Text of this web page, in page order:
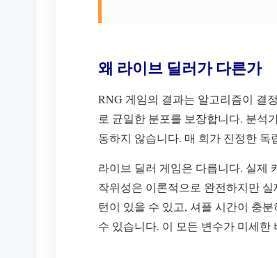
왜 라이브 딜러가 다른가
RNG 게임의 결과는 알고리즘이 결
로 균일한 분포를 보장합니다. 분석
동하지 않습니다. 매 회가 진정한 독
라이브 딜러 게임은 다릅니다. 실제
작위성은 이론적으로 완전하지만
턴이 있을 수 있고, 셔플 시간이 충
수 있습니다. 이 모든 변수가 미세